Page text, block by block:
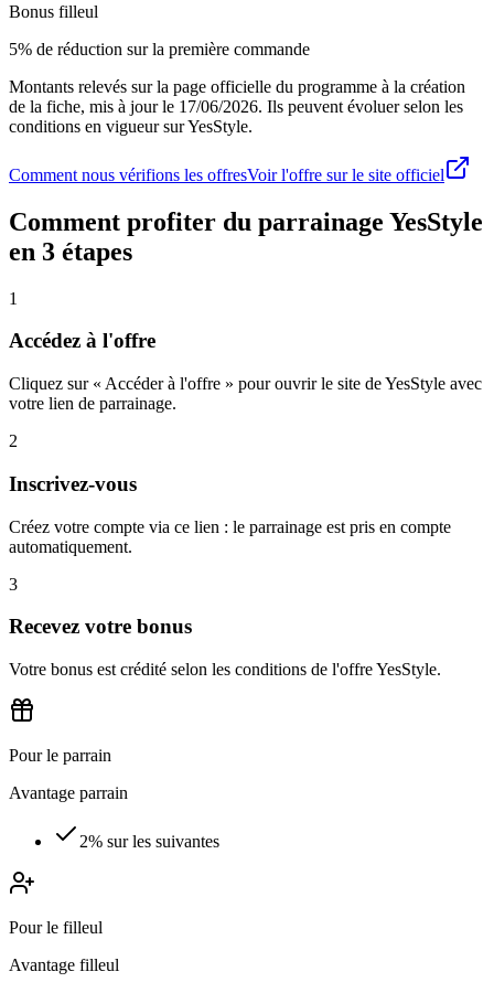
Bonus filleul
5% de réduction sur la première commande
Montants relevés sur la page officielle du programme à la création
de la fiche, mis à jour le 17/06/2026. Ils peuvent évoluer selon les
conditions en vigueur surYesStyle.
Comment nous vérifions les offresVoir l'offre sur le site officiel
Comment profiter du parrainage YesStyle
en 3 étapes
1
Accédez à l'offre
Cliquez sur « Accéder à l'offre » pour ouvrir le site de YesStyle avec
votre lien de parrainage.
2
Inscrivez-vous
Créez votre compte via ce lien : le parrainage est pris en compte
automatiquement.
3
Recevez votre bonus
Votre bonus est crédité selon les conditions de l'offre YesStyle.
Pour le parrain
Avantage parrain
2% sur les suivantes
Pour le filleul
Avantage filleul